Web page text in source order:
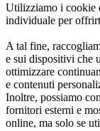
Utilizziamo i cookie
individuale per
A tal fine,
e sui dispositivi che
ottimizzare
e contenuti
Inoltre, possiamo
fornitori esterni e
online, ma solo se